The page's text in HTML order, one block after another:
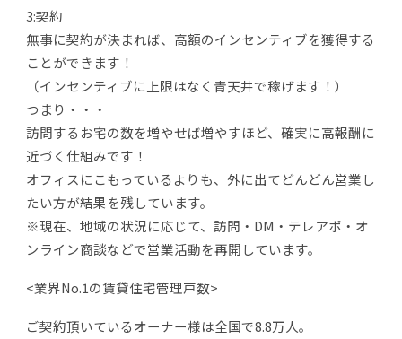
3:契約
無事に契約が決まれば、高額のインセンティブを獲得する
ことができます！
（インセンティブに上限はなく青天井で稼げます！）
つまり・・・
訪問するお宅の数を増やせば増やすほど、確実に高報酬に
近づく仕組みです！
オフィスにこもっているよりも、外に出てどんどん営業し
たい方が結果を残しています。
※現在、地域の状況に応じて、訪問・DM・テレアポ・オ
ンライン商談などで営業活動を再開しています。
<業界No.1の賃貸住宅管理戸数>
ご契約頂いているオーナー様は全国で8.8万人。